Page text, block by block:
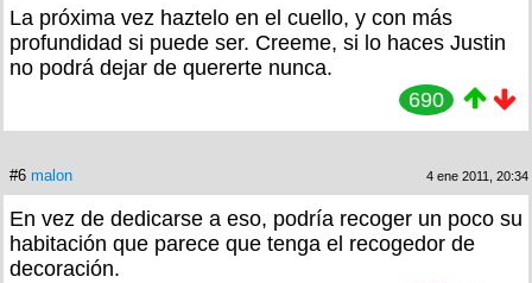
La próxima vez haztelo en el cuello, y con más
profundidad si puede ser. Creeme, si lo haces Justin
no podrá dejar de quererte nunca.
690
#6 malon 4 ene 2011, 20:34
En vez de dedicarse a eso, podría recoger un poco su
habitación que parece que tenga el recogedor de
decoración.